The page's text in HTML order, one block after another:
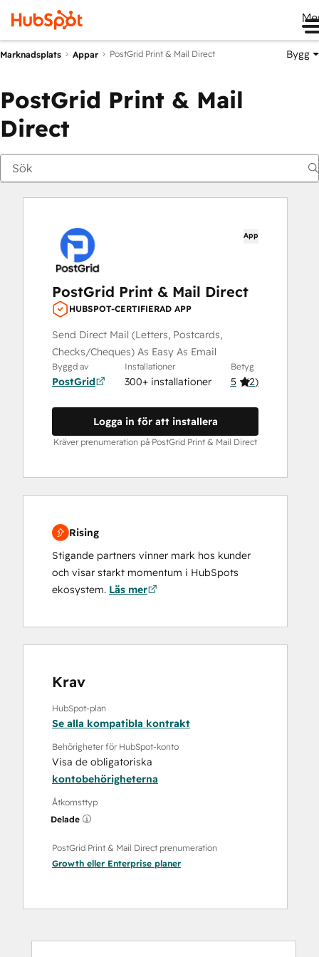
Marknadsplats Appar PostGrid Print & Mail Direct Bygg
PostGrid Print & Mail
Direct
App
PostGrid Print & Mail Direct
HUBSPOT-CERTIFIERAD APP
Send Direct Mail (Letters, Postcards,
Checks/Cheques) As Easy As Email
Byggd av
PostGrid
Installationer
300+ installationer
Betyg
5 (2)
Logga in för att installera
Kräver prenumeration på PostGrid Print & Mail Direct
Rising
Stigande partners vinner mark hos kunder
och visar starkt momentum i HubSpots
ekosystem. Läs mer
Krav
HubSpot-plan
Se alla kompatibla kontrakt
Behörigheter för HubSpot-konto
Visa de obligatoriska
kontobehörigheterna
Åtkomsttyp
Delade
PostGrid Print & Mail Direct prenumeration
Growth eller Enterprise planer